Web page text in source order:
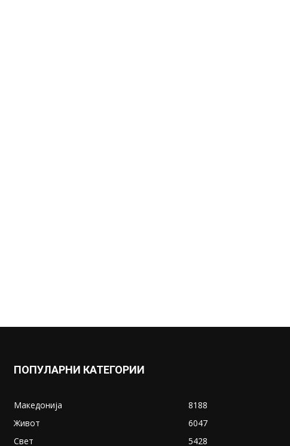
ПОПУЛАРНИ КАТЕГОРИИ
Македонија
8188
Живот
6047
Свет
5428